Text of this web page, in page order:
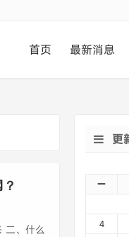
首页 最新消息
二、什么
更
一
4